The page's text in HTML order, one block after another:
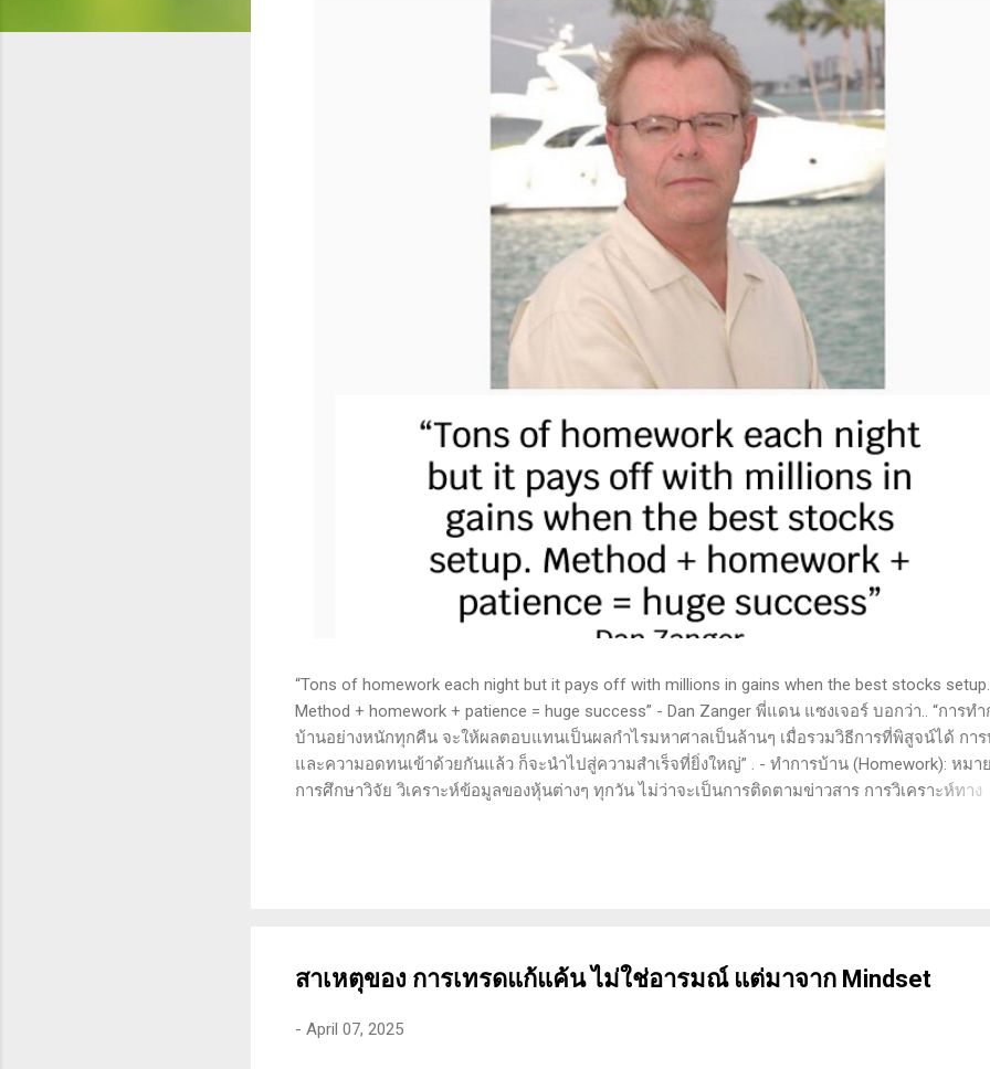
“Tons of homework each night but it pays off with millions in gains when the best stocks setup.
Method + homework + patience = huge success” - Dan Zanger พี่แดน แซงเจอร์ บอกว่า.. “การทำ
บ้านอย่างหนักทุกคืน จะให้ผลตอบแทนเป็นผลกำไรมหาศาลเป็นล้านๆ เมื่อรวมวิธีการที่พิสูจน์ได้ กา
และความอดทนเข้าด้วยกันแล้ว ก็จะนำไปสู่ความสำเร็จที่ยิ่งใหญ่” . - ทำการบ้าน (Homework): หมา
การศึกษาวิจัย วิเคราะห์ข้อมูลของหุ้นต่างๆ ทุกวัน ไม่ว่าจะเป็นการติดตามข่าวสาร การวิเคราะห์ทาง
สาเหตุของ การเทรดแก้แค้น ไม่ใช่อารมณ์ แต่มาจาก Mindset
- April 07, 2025